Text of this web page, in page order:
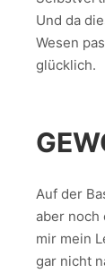
Und da
Wesen
glücklich.
Auf der
aber noch
mir mein
gar nicht